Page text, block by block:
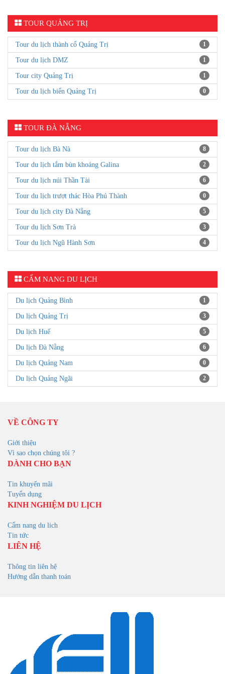
TOUR QUẢNG TRỊ
Tour du lịch thành cổ Quảng Trị 1
Tour du lịch DMZ 1
Tour city Quảng Trị 1
Tour du lịch biển Quảng Trị 0
TOUR ĐÀ NẴNG
Tour du lịch Bà Nà 8
Tour du lịch tắm bùn khoáng Galina 2
Tour du lịch núi Thần Tài 6
Tour du lịch trượt thác Hòa Phú Thành 0
Tour du lịch city Đà Nẵng 5
Tour du lịch Sơn Trà 3
Tour du lịch Ngũ Hành Sơn 4
CẨM NANG DU LỊCH
Du lịch Quảng Bình 1
Du lịch Quảng Trị 3
Du lịch Huế 5
Du lịch Đà Nẵng 6
Du lịch Quảng Nam 0
Du lịch Quảng Ngãi 2
VỀ CÔNG TY
Giới thiệu
Vì sao chọn chúng tôi ?
DÀNH CHO BẠN
Tin khuyến mãi
Tuyển dụng
KINH NGHIỆM DU LỊCH
Cẩm nang du lich
Tin tức
LIÊN HỆ
Thông tin liên hệ
Hướng dẫn thanh toán